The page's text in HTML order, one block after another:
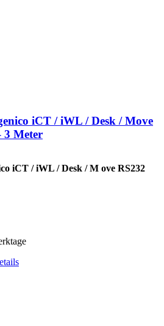
iCT / iWL / Desk / Move
3 Meter
iCT / iWL / Desk / M ove RS232